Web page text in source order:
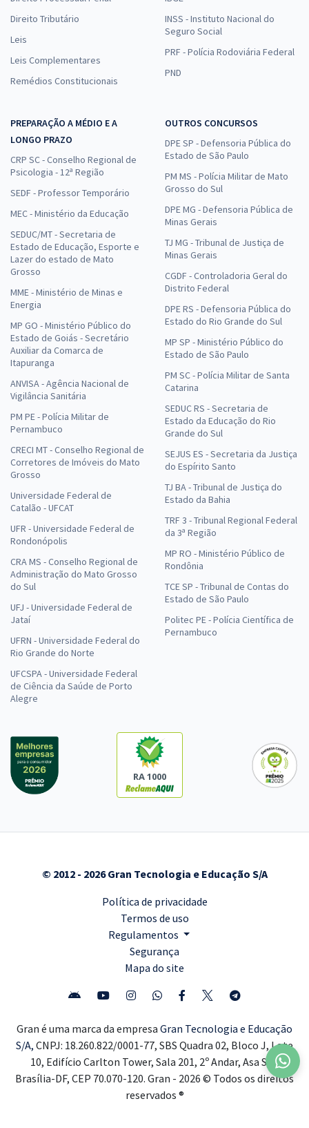
Direito Tributário
Leis
Leis Complementares
Remédios Constitucionais
INSS - Instituto Nacional do
Seguro Social
PRF - Polícia Rodoviária Federal
PND
PREPARAÇÃO A MÉDIO E A
LONGO PRAZO
CRP SC - Conselho Regional de
Psicologia - 12ª Região
SEDF - Professor Temporário
MEC - Ministério da Educação
SEDUC/MT - Secretaria de
Estado de Educação, Esporte e
Lazer do estado de Mato
Grosso
MME - Ministério de Minas e
Energia
MP GO - Ministério Público do
Estado de Goiás - Secretário
Auxiliar da Comarca de
Itapuranga
ANVISA - Agência Nacional de
Vigilância Sanitária
PM PE - Polícia Militar de
Pernambuco
CRECI MT - Conselho Regional de
Corretores de Imóveis do Mato
Grosso
Universidade Federal de
Catalão - UFCAT
UFR - Universidade Federal de
Rondonópolis
CRA MS - Conselho Regional de
Administração do Mato Grosso
do Sul
UFJ - Universidade Federal de
Jataí
UFRN - Universidade Federal do
Rio Grande do Norte
UFCSPA - Universidade Federal
de Ciência da Saúde de Porto
Alegre
OUTROS CONCURSOS
DPE SP - Defensoria Pública do
Estado de São Paulo
PM MS - Polícia Militar de Mato
Grosso do Sul
DPE MG - Defensoria Pública de
Minas Gerais
TJ MG - Tribunal de Justiça de
Minas Gerais
CGDF - Controladoria Geral do
Distrito Federal
DPE RS - Defensoria Pública do
Estado do Rio Grande do Sul
MP SP - Ministério Público do
Estado de São Paulo
PM SC - Polícia Militar de Santa
Catarina
SEDUC RS - Secretaria de
Estado da Educação do Rio
Grande do Sul
SEJUS ES - Secretaria da Justiça
do Espírito Santo
TJ BA - Tribunal de Justiça do
Estado da Bahia
TRF 3 - Tribunal Regional Federal
da 3ª Região
MP RO - Ministério Público de
Rondônia
TCE SP - Tribunal de Contas do
Estado de São Paulo
Politec PE - Polícia Científica de
Pernambuco
RA 1000
© 2012 - 2026 Gran Tecnologia e Educação S/A
Política de privacidade
Termos de uso
Regulamentos
Segurança
Mapa do site
Gran é uma marca da empresa Gran Tecnologia e Educação
S/A, CNPJ: 18.260.822/0001-77, SBS Quadra 02, Bloco J, Lote
10, Edifício Carlton Tower, Sala 201, 2º Andar, Asa Sul,
Brasília-DF, CEP 70.070-120. Gran - 2026 © Todos os direitos
reservados ®